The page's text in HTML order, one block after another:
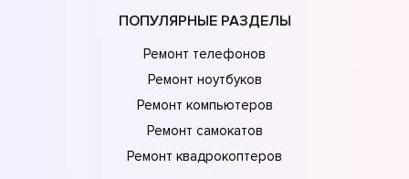
ПОПУЛЯРНЫЕ РАЗДЕЛЫ
Ремонт телефонов
Ремонт ноутбуков
Ремонт компьютеров
Ремонт самокатов
Ремонт квадрокоптеров